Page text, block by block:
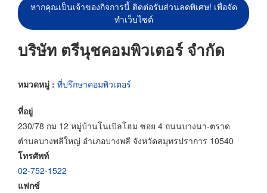
หากคุณเป็นเจ้าของกิจการนี้ ติดต่อรับส่วนลดพิเศษ! เพื่อจัด
ทำเว็บไซต์
บริษัท ตรีนุชคอมพิวเตอร์ จำกัด
หมวดหมู่ : ที่ปรึกษาคอมพิวเตอร์
ที่อยู่
230/78 กม 12 หมู่บ้านโนเบิลโฮม ซอย 4 ถนนบางนา-ตราด
ตำบลบางพลีใหญ่ อำเภอบางพลี จังหวัดสมุทรปราการ 10540
โทรศัพท์
02-752-1522
แฟกซ์